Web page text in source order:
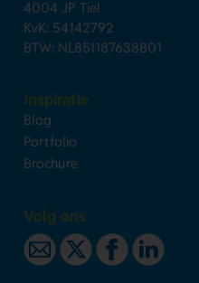
4004 JP Tiel
KvK: 54142792
BTW: NL851187638B01
Inspiratie
Blog
Portfolio
Brochure
Volg ons